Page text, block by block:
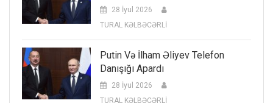
28 İyul 2026
TURAL KƏLBƏCƏRLİ
Putin Və İlham Əliyev Telefon
Danışığı Apardı
28 İyul 2026
TURAL KƏLBƏCƏRLİ